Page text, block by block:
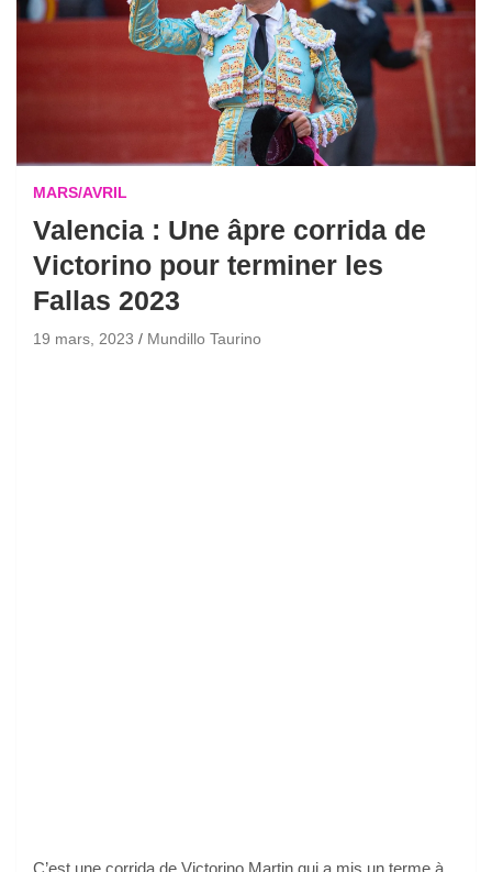
MARS/AVRIL
Valencia : Une âpre corrida de
Victorino pour terminer les
Fallas 2023
19 mars, 2023 Mundillo Taurino
C’est une corrida de Victorino Martin qui a mis un terme à